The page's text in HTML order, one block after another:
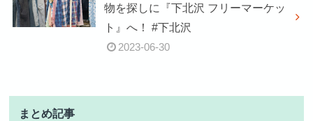
物を探しに『下北沢 フリーマーケッ
ト』へ！ #下北沢
2023-06-30
まとめ記事